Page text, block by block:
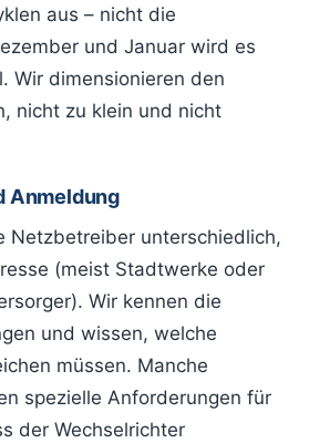
aus – nicht die
und Januar wird es
Wir dimensionieren den
nicht zu klein und nicht
Anmeldung
Netzbetreiber unterschiedlich,
(meist Stadtwerke oder
Wir kennen die
und wissen, welche
müssen. Manche
spezielle Anforderungen für
der Wechselrichter